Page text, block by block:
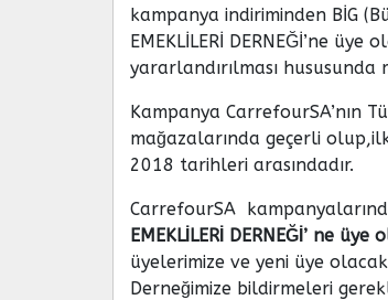
kampanya indiriminden BİG
EMEKLİLERİ DERNEĞİ’ne
yararlandırılması hususunda
Kampanya CarrefourSA’nın
mağazalarında geçerli
2018 tarihleri arasındadır.
CarrefourSA
EMEKLİLERİ DERNEĞİ’ ne
üyelerimize ve yeni üye
Derneğimize bildirmeleri